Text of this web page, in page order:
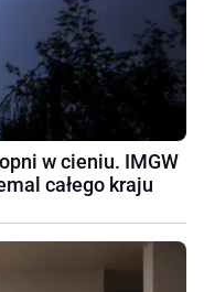
w cieniu. IMGW
całego kraju